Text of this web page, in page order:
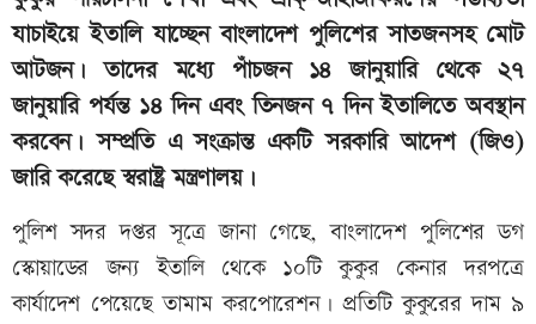
যাচাইয়ে ইতালি যাচ্ছেন বাংলাদেশ পুলিশের সাতজনসহ মোট
আটজন। তাদের মধ্যে পাঁচজন ১৪ জানুয়ারি থেকে ২৭
জানুয়ারি পর্যন্ত ১৪ দিন এবং তিনজন ৭ দিন ইতালিতে অবস্থান
করবেন। সম্প্রতি এ সংক্রান্ত একটি সরকারি আদেশ (জিও)
জারি করেছে স্বরাষ্ট্র মন্ত্রণালয়।
পুলিশ সদর দপ্তর সূত্রে জানা গেছে, বাংলাদেশ পুলিশের ডগ
স্কোয়াডের জন্য ইতালি থেকে ১০টি কুকুর কেনার দরপত্রে
কার্যাদেশ পেয়েছে তামাম করপোরেশন। প্রতিটি কুকুরের দাম ৯